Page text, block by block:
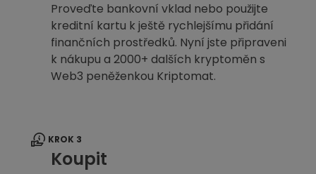
Proveďte bankovní vklad nebo použijte
kreditní kartu k ještě rychlejšímu přidání
finančních prostředků. Nyní jste připraveni
k nákupu a 2000+ dalších kryptoměn s
Web3 peněženkou Kriptomat.
KROK 3
Koupit